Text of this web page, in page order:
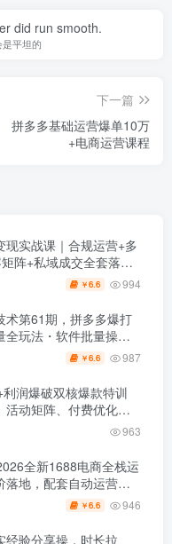
did run smooth.
平坦的
下一篇
拼多多基础运营爆单10万
+电商运营课程
现实战课｜合规运营+多
阵+私域成交全套落地
￥6.6 994
术第61期，拼多多爆打
全玩法・软件批量操
矩阵实战课
￥6.6 987
润爆破双核爆款特训
活动矩阵、付费优化、
963
全新1688电商全栈运
落地，配套自动运营表
￥6.6 946
经验分享操，时长拉